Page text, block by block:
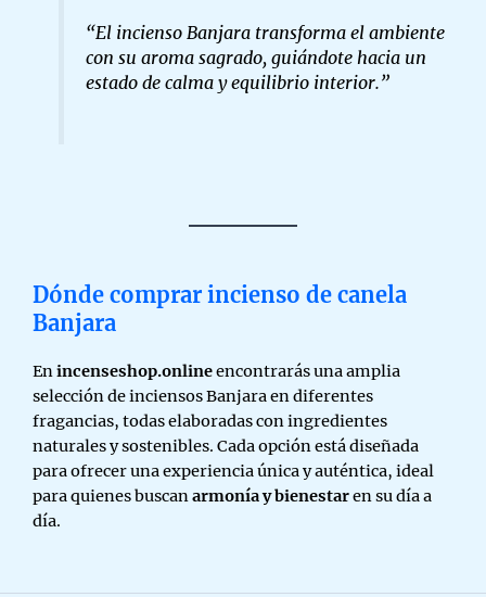
“El incienso Banjara transforma el ambiente
con su aroma sagrado, guiándote hacia un
estado de calma y equilibrio interior.”
Dónde comprar incienso de canela
Banjara
Enincenseshop.onlineencontrarás una amplia
selección de inciensos Banjara en diferentes
fragancias, todas elaboradas con ingredientes
naturales y sostenibles. Cada opción está diseñada
para ofrecer una experiencia única y auténtica, ideal
para quienes buscanarmonía y bienestaren su día a
día.